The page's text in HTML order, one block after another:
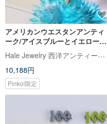
アメリカンウエスタンアンティ
ーク/アイスブルーとイエローエ
ナメルホワイトフラッシュシル
バーバタフライブローチ/ピン/ブ
ローチレトロ
Hale Jewelry 西洋アンティークコレクション
10,188円
Pinkoi限定